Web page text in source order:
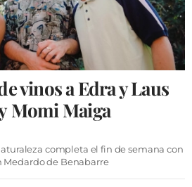
vinos a Edra y Laus
Momi Maiga
completa el fin de semana con
Medardo de Benabarre